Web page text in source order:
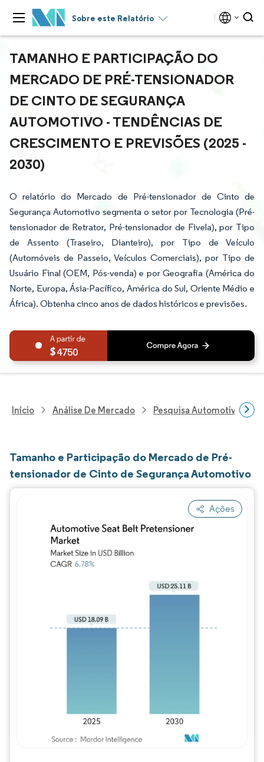
Sobre este Relatório
TAMANHO E PARTICIPAÇÃO DO
MERCADO DE PRÉ-TENSIONADOR
DE CINTO DE SEGURANÇA
AUTOMOTIVO - TENDÊNCIAS DE
CRESCIMENTO E PREVISÕES (2025 -
2030)
O relatório do Mercado de Pré-tensionador de Cinto de
Segurança Automotivo segmenta o setor por Tecnologia (Pré-
tensionador de Retrator, Pré-tensionador de Fivela), por Tipo
de Assento (Traseiro, Dianteiro), por Tipo de Veículo
(Automóveis de Passeio, Veículos Comerciais), por Tipo de
Usuário Final (OEM, Pós-venda) e por Geografia (América do
Norte, Europa, Ásia-Pacífico, América do Sul, Oriente Médio e
África). Obtenha cinco anos de dados históricos e previsões.
4750
Início Análise De Mercado Pesquisa Automotiva
Tamanho e Participação do Mercado de Pré-
tensionador de Cinto de Segurança Automotivo
Ações